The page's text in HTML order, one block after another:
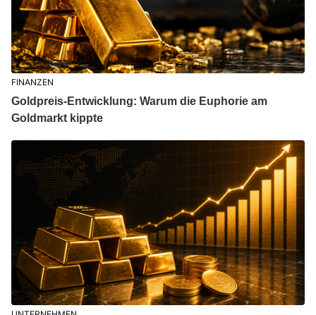
FINANZEN
Goldpreis-Entwicklung: Warum die Euphorie am
Goldmarkt kippte